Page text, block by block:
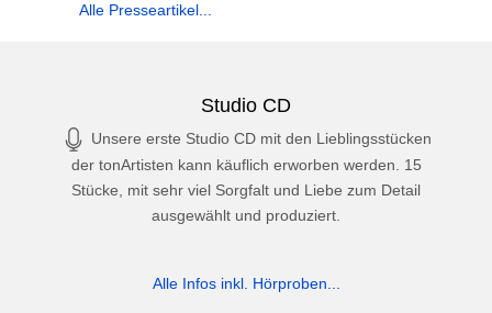
Alle Presseartikel...
Studio CD
Unsere erste Studio CD mit den Lieblingsstücken
der tonArtisten kann käuflich erworben werden. 15
Stücke, mit sehr viel Sorgfalt und Liebe zum Detail
ausgewählt und produziert.
Alle Infos inkl. Hörproben...